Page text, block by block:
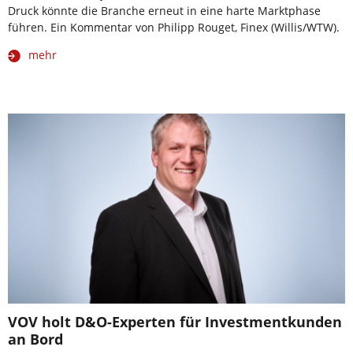
Druck könnte die Branche erneut in eine harte Marktphase
führen. Ein Kommentar von Philipp Rouget, Finex (Willis/WTW).
mehr
VOV holt D&O-Experten für Investmentkunden
an Bord